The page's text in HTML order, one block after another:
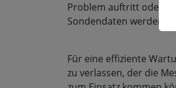
Problem auftritt oder
Sondendaten werden
Für eine effiziente
zu verlassen, der die